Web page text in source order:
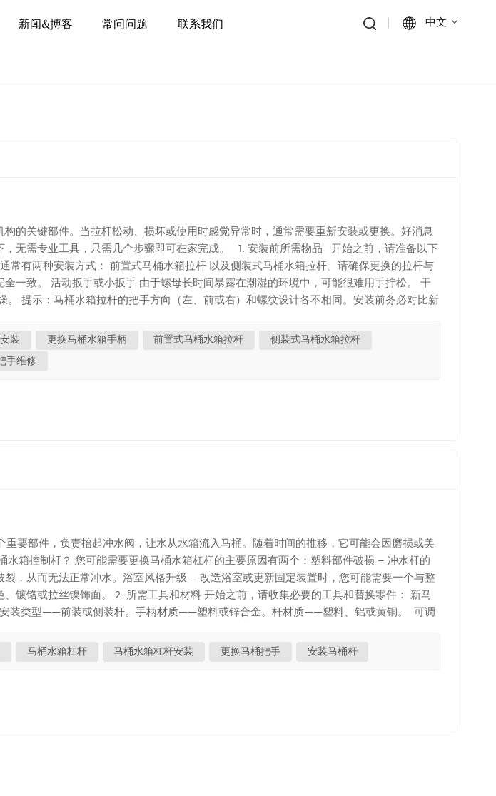
新闻&博客 常问问题 联系我们 中文
Español
Português
的关键部件。当拉杆松动、损坏或使用时感觉异常时，通常需要重新安装或更换。好消息
，无需专业工具，只需几个步骤即可在家完成。 1. 安装前所需物品 开始之前，请准备以下
常有两种安装方式： 前置式马桶水箱拉杆 以及侧装式马桶水箱拉杆。请确保更换的拉杆与
一致。 活动扳手或小扳手 由于螺母长时间暴露在潮湿的环境中，可能很难用手拧松。 干
。 提示：马桶水箱拉杆的把手方向（左、前或右）和螺纹设计各不相同。安装前务必对比新
小心地取下马桶水箱盖，并将其放在稳定的平面上。陶瓷盖很重而且易碎。 3. 拆下旧马桶
。 找到水箱内的固定螺母并将其松开。大多数马桶水箱把手采用反螺纹设计，这意味着应
后，将旧拉杆从油箱外部拉出。 4. 安装新的马桶水箱拉杆 插入新内容 马桶水箱拉杆 通过
拉杆变得困难。 将杠杆臂重新连接到挡板链上。 将链条自然拉直，并将其长度与杠杆臂孔
出 10 毫米的松弛度。 链条太紧会导致持续漏水，而链条太松会导致冲水无力。 5. 测试和
，导致螺母拧紧而不是拧松。 ❌ 链条安装过紧，导致冲水阀无法完全关闭。 ❌ 螺母拧得太
零件的使用寿命。对于大多数家庭来说，这是一项低成本、低难度且收益高的DIY马桶维修
装 更换马桶水箱手柄 前置式马桶水箱拉杆 侧装式马桶水箱拉杆
手维修
重要部件，负责抬起冲水阀，让水从水箱流入马桶。随着时间的推移，它可能会因磨损或美
水箱控制杆？ 您可能需要更换马桶水箱杠杆的主要原因有两个：塑料部件破损 – 冲水杆的
裂，从而无法正常冲水。浴室风格升级 – 改造浴室或更新固定装置时，您可能需要一个与整
镀铬或拉丝镍饰面。 2. 所需工具和材料 开始之前，请收集必要的工具和替换零件： 新马
装类型——前装或侧装杆。手柄材质——塑料或锌合金。杆材质——塑料、铝或黄铜。 可调
放置在马桶底座附近并将其关闭，以防止在安装过程中意外冲洗。第 2 步：取下马桶水箱盖
杠杆并清除孔中的所有碎屑。步骤 4：安装新杠杆将新的杠杆插入水箱孔，确保手柄位置
母将其固定（如果是反向螺纹，则逆时针拧紧）。注意不要拧得太紧，否则可能会损坏塑料
马桶水箱杠杆 马桶水箱杠杆安装 更换马桶把手 安装马桶杆